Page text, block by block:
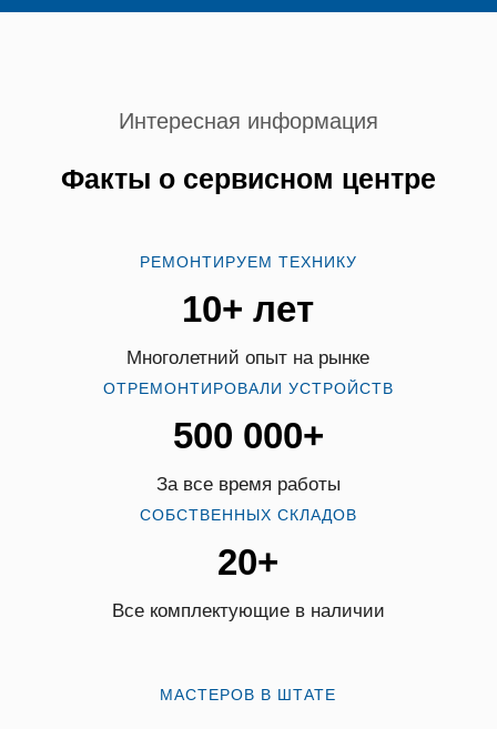
Интересная информация
Факты о сервисном центре
РЕМОНТИРУЕМ ТЕХНИКУ
10+ лет
Многолетний опыт на рынке
ОТРЕМОНТИРОВАЛИ УСТРОЙСТВ
500 000+
За все время работы
СОБСТВЕННЫХ СКЛАДОВ
20+
Все комплектующие в наличии
МАСТЕРОВ В ШТАТЕ